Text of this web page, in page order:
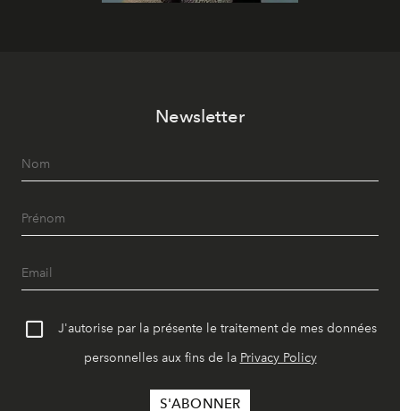
Newsletter
J'autorise par la présente le traitement de mes données
personnelles aux fins de la Privacy Policy